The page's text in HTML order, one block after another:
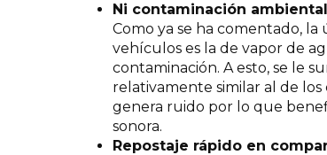
Ni contaminación
Como ya se ha comentado,
vehículos es la de vapor de
contaminación. A esto, se le
relativamente similar al de
genera ruido por lo que
sonora.
Repostaje rápido en